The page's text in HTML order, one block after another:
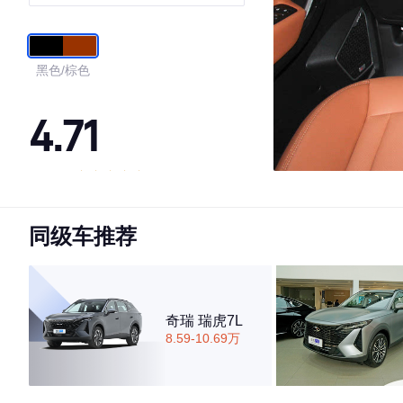
黑色/棕色
4.71
·内饰表现较为优秀，优于87%同级车
·空间表现一般，低于60%同级车
同级车推荐
奇瑞 瑞虎7L
8.59-10.69万